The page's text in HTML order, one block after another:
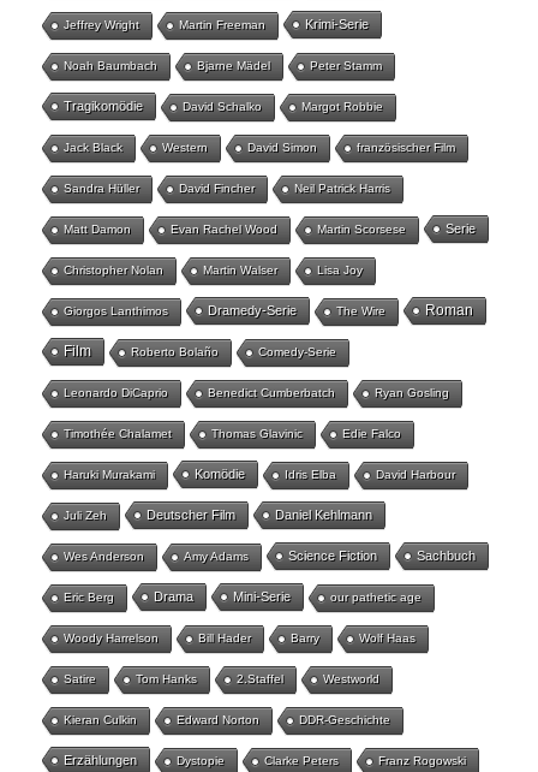
Jeffrey Wright Martin Freeman Krimi-Serie
Noah Baumbach Bjarne Mädel Peter Stamm
Tragikomödie David Schalko Margot Robbie
Jack Black Western David Simon französischer Film
Sandra Hüller David Fincher Neil Patrick Harris
Matt Damon Evan Rachel Wood Martin Scorsese Serie
Christopher Nolan Martin Walser Lisa Joy
Giorgos Lanthimos Dramedy-Serie The Wire Roman
Film Roberto Bolaño Comedy-Serie
Leonardo DiCaprio Benedict Cumberbatch Ryan Gosling
Timothée Chalamet Thomas Glavinic Edie Falco
Haruki Murakami Komödie Idris Elba David Harbour
Juli Zeh Deutscher Film Daniel Kehlmann
Wes Anderson Amy Adams Science Fiction Sachbuch
Eric Berg Drama Mini-Serie our pathetic age
Woody Harrelson Bill Hader Barry Wolf Haas
Satire Tom Hanks 2.Staffel Westworld
Kieran Culkin Edward Norton DDR-Geschichte
Erzählungen Dystopie Clarke Peters Franz Rogowski